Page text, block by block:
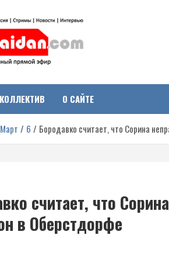
война на
на Украине, включая события в Новороссии,
регионах.
КОЛЛЕКТИВ О САЙТЕ
Март 6 Бородавко считает, что Сорина
считает, что
в Оберстдорфе